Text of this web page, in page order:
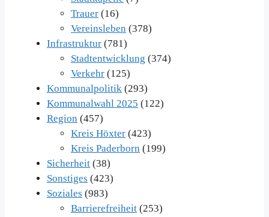
Trauer (16)
Vereinsleben (378)
Infrastruktur (781)
Stadtentwicklung (374)
Verkehr (125)
Kommunalpolitik (293)
Kommunalwahl 2025 (122)
Region (457)
Kreis Höxter (423)
Kreis Paderborn (199)
Sicherheit (38)
Sonstiges (423)
Soziales (983)
Barrierefreiheit (253)